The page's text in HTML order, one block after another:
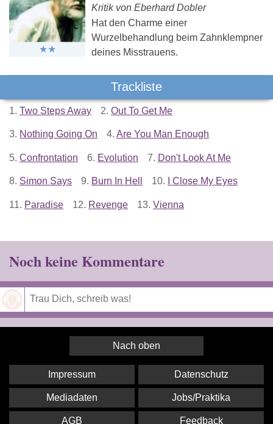
Kritik von Eberhard Dobler
Hat den Charme einer
Wurzelbehandlung beim Zahnklempner
deines Misstrauens.
Trackliste
1. Two Steps Away 2. Out To Get Me
3. Nothing Going On 4. Are You Man Enough
5. Confrontation 6. Evolution 7. Don't Look At Me
8. Simon Says 9. Burn In Hell 10. I Close My Eyes
11. Paradise 12. Revenge 13. Vienna
Noch keine Kommentare
Nach oben
Impressum Datenschutz
Mediadaten Jobs/Praktika
AGB Feedback